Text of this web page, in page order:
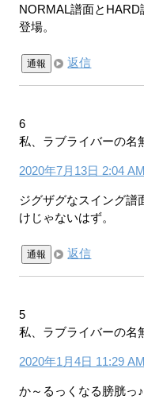
NORMAL譜面と
登場。
通報 返信
6
私、ラブライバーの名
2020年7月13日 2:04 AM
ジグザグなスイング譜
けじゃないはず。
通報 返信
5
私、ラブライバーの名
2020年1月4日 11:29 AM
か～るっくなる膀胱っ♪